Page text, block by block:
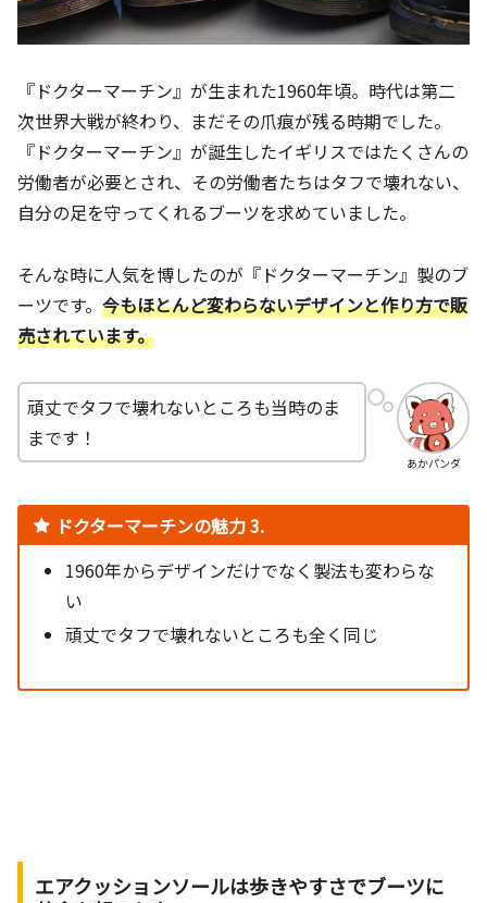
『ドクターマーチン』が生まれた1960年頃。時代は第二
次世界大戦が終わり、まだその爪痕が残る時期でした。
『ドクターマーチン』が誕生したイギリスではたくさんの
労働者が必要とされ、その労働者たちはタフで壊れない、
自分の足を守ってくれるブーツを求めていました。
そんな時に人気を博したのが『ドクターマーチン』製のブ
ーツです。 今もほとんど変わらないデザインと作り方で販
売されています。
あかパンダ
頑丈でタフで壊れないところも当時のま
まです！
ドクターマーチンの魅力 3.
1960年からデザインだけでなく製法も変わらな
い
頑丈でタフで壊れないところも全く同じ
エアクッションソールは歩きやすさでブーツに